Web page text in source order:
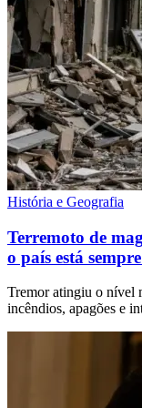
História e Geografia
Terremoto de
o país está
Tremor atingiu o nível
incêndios, apagões e